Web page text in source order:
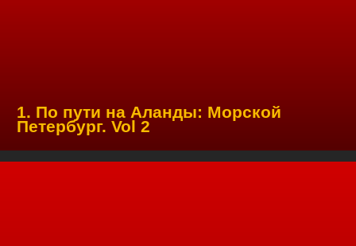
1. По пути на Аланды: Морской
Петербург. Vol 2